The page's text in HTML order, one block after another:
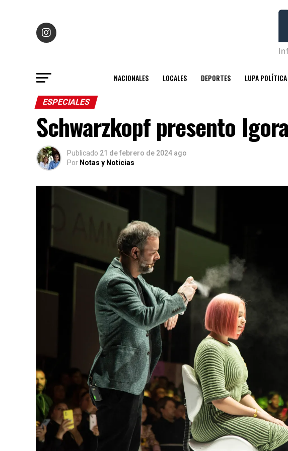
NACIONALES LOCALES DEPORTES LUPA POLÍTICA
ESPECIALES
Schwarzkopf presento
Publicado 21 de febrero de 2024 ago
Por Notas y Noticias